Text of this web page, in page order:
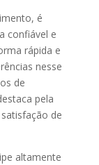
é
confiável e
rápida e
nesse
de
pela
de
altamente